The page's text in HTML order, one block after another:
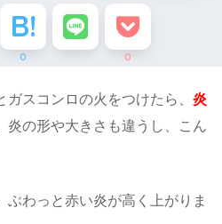
0 0
スコンロの火をつけたら、 炎
炎の形や大きさも違うし、こん
ぶわっと赤い炎が高く上がりま